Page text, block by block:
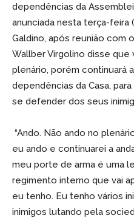
dependências da
anunciada nesta terça-feira
Galdino, após reunião com
Wallber Virgolino disse que
plenário, porém continuará
dependências da Casa,
se defender dos seus
“Ando. Não ando no
eu ando e continuarei a
meu porte de arma é uma
regimento interno que vai
eu tenho. Eu tenho vários
inimigos lutando pela